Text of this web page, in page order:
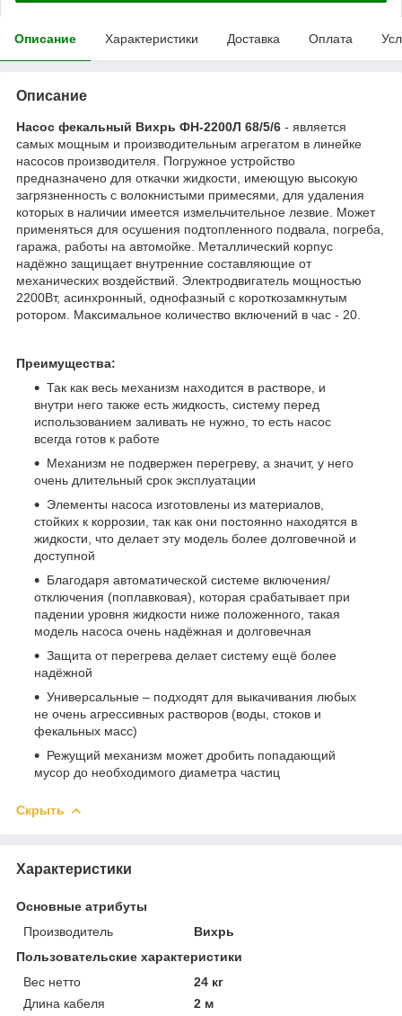
Описание Характеристики Доставка Оплата
Описание
Насос фекальный Вихрь ФН-2200Л 68/5/6 - является
самых мощным и производительным агрегатом в линейке
насосов производителя. Погружное устройство
предназначено для откачки жидкости, имеющую высокую
загрязненность с волокнистыми примесями, для удаления
которых в наличии имеется измельчительное лезвие. Может
применяться для осушения подтопленного подвала, погреба,
гаража, работы на автомойке. Металлический корпус
надёжно защищает внутренние составляющие от
механических воздействий. Электродвигатель мощностью
2200Вт, асинхронный, однофазный с короткозамкнутым
ротором. Максимальное количество включений в час - 20.
Преимущества:
Так как весь механизм находится в растворе, и
внутри него также есть жидкость, систему перед
использованием заливать не нужно, то есть насос
всегда готов к работе
Механизм не подвержен перегреву, а значит, у него
очень длительный срок эксплуатации
Элементы насоса изготовлены из материалов,
стойких к коррозии, так как они постоянно находятся в
жидкости, что делает эту модель более долговечной и
доступной
Благодаря автоматической системе включения/
отключения (поплавковая), которая срабатывает при
падении уровня жидкости ниже положенного, такая
модель насоса очень надёжная и долговечная
Защита от перегрева делает систему ещё более
надёжной
Универсальные – подходят для выкачивания любых
не очень агрессивных растворов (воды, стоков и
фекальных масс)
Режущий механизм может дробить попадающий
мусор до необходимого диаметра частиц
Скрыть
Характеристики
Основные атрибуты
Производитель
Вихрь
Пользовательские характеристики
Вес нетто
24 кг
Длина кабеля
2 м